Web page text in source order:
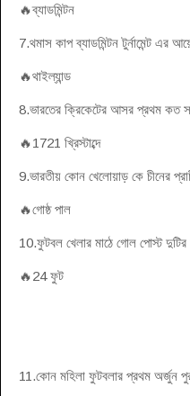
🔥ব্যাডমিন্টন
7.থমাস কাপ ব্যাডমিন্টন টুর্নামেন্ট এর
🔥থাইল্যান্ড
8.ভারতের ক্রিকেটের আসর প্রথম কত
🔥1721 খ্রিস্টাব্দে
9.ভারতীয় কোন খেলোয়াড় কে চীনের
🔥গোষ্ঠ পাল
10.ফুটবল খেলার মাঠে গোল পোস্ট
🔥24 ফুট
11.কোন মহিলা ফুটবলার প্রথম অর্জুন